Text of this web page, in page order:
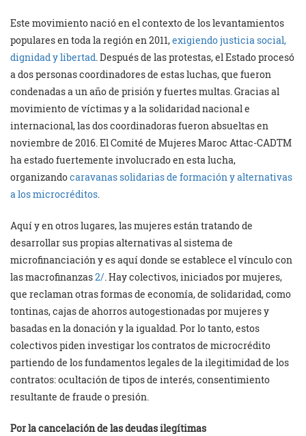
Este movimiento nació en el contexto de los levantamientos
populares en toda la región en 2011,exigiendo justicia social,
dignidad y libertad. Después de las protestas, el Estado procesó
a dos personas coordinadores de estas luchas, que fueron
condenadas a un año de prisión y fuertes multas. Gracias al
movimiento de víctimas y a la solidaridad nacional e
internacional, las dos coordinadoras fueron absueltas en
noviembre de 2016. El Comité de Mujeres Maroc Attac-CADTM
ha estado fuertemente involucrado en esta lucha,
organizandocaravanas solidarias de formación y alternativas
a los microcréditos.
Aquí y en otros lugares, las mujeres están tratando de
desarrollar sus propias alternativas al sistema de
microfinanciación y es aquí donde se establece el vínculo con
las macrofinanzas2/. Hay colectivos, iniciados por mujeres,
que reclaman otras formas de economía, de solidaridad, como
tontinas, cajas de ahorros autogestionadas por mujeres y
basadas en la donación y la igualdad. Por lo tanto, estos
colectivos piden investigar los contratos de microcrédito
partiendo de los fundamentos legales de la ilegitimidad de los
contratos: ocultación de tipos de interés, consentimiento
resultante de fraude o presión.
Por la cancelación de las deudas ilegítimas